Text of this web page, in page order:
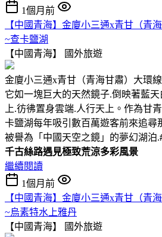
1個月前
【中國青海】金廈小三通x青甘（青
~查卡鹽湖
【中國青海】
國外旅遊
金廈小三通x青甘（青海甘肅）大環
它如一塊巨大的天然鏡子.倒映著藍
上.彷彿置身雲端.人行天上。作為甘
卡鹽湖每年吸引數百萬遊客前來追尋
被譽為「中國天空之鏡」的夢幻湖泊.
千古絲路遇見極致荒涼多彩風景
繼續閱讀
1個月前
【中國青海】金廈小三通x青甘（青
~烏素特水上雅丹
【中國青海】
國外旅遊